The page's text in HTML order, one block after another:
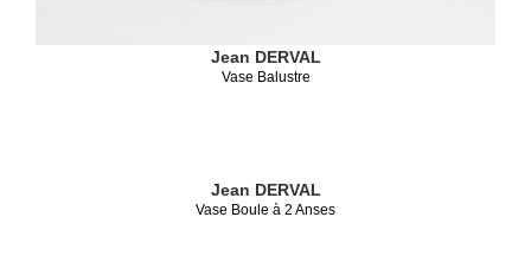
Jean DERVAL
Vase Balustre
Jean DERVAL
Vase Boule à 2 Anses